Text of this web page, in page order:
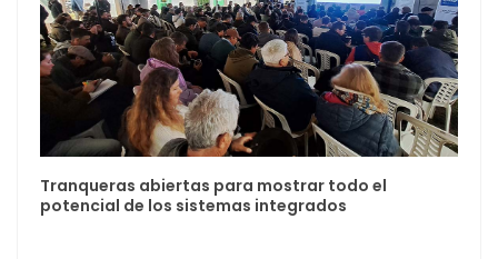
Tranqueras abiertas para mostrar todo el
potencial de los sistemas integrados